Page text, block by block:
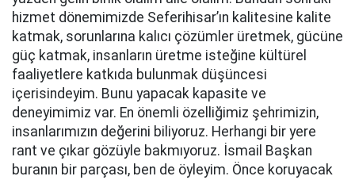
hizmet dönemimizde Seferihisar’ın kalitesine kalite
katmak, sorunlarına kalıcı çözümler üretmek, gücüne
güç katmak, insanların üretme isteğine kültürel
faaliyetlere katkıda bulunmak düşüncesi
içerisindeyim. Bunu yapacak kapasite ve
deneyimimiz var. En önemli özelliğimiz şehrimizin,
insanlarımızın değerini biliyoruz. Herhangi bir yere
rant ve çıkar gözüyle bakmıyoruz. İsmail Başkan
buranın bir parçası, ben de öyleyim. Önce koruyacak